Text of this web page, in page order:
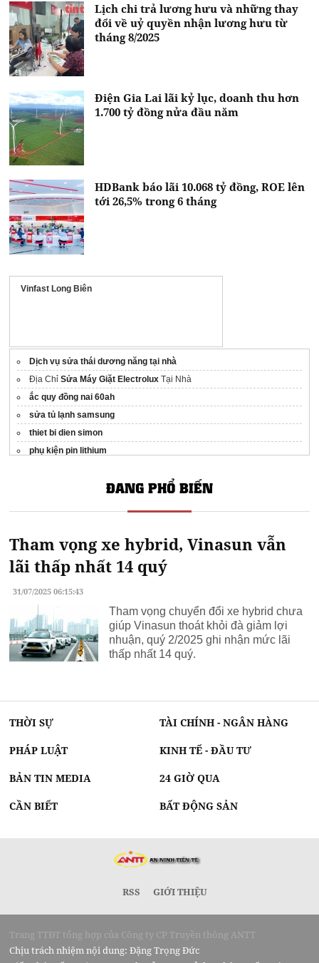
Lịch chi trả lương hưu và những thay
đổi về uỷ quyền nhận lương hưu từ
tháng 8/2025
Điện Gia Lai lãi kỷ lục, doanh thu hơn
1.700 tỷ đồng nửa đầu năm
HDBank báo lãi 10.068 tỷ đồng, ROE lên
tới 26,5% trong 6 tháng
Vinfast Long Biên
Dịch vụ sửa thái dương năng tại nhà
Địa ChỉSửa Máy Giặt Electrolux Tại Nhà
ắc quy đồng nai 60ah
sửa tủ lạnh samsung
thiet bi dien simon
phụ kiện pin lithium
Màn hình cảm ứng HMI
Pin lưu trữ năng lượng mặt trời
ĐANG PHỔ BIẾN
Tham vọng xe hybrid, Vinasun vẫn
lãi thấp nhất 14 quý
31/07/2025 06:15:43
Tham vọng chuyển đổi xe hybrid chưa
giúp Vinasun thoát khỏi đà giảm lợi
nhuận, quý 2/2025 ghi nhận mức lãi
thấp nhất 14 quý.
THỜI SỰ TÀI CHÍNH - NGÂN HÀNG
PHÁP LUẬT KINH TẾ - ĐẦU TƯ
BẢN TIN MEDIA 24 GIỜ QUA
CẦN BIẾT BẤT ĐỘNG SẢN
RSS GIỚI THIỆU
Trang TTĐT tổng hợp của Công ty CP Truyền thông ANTT
Chịu trách nhiệm nội dung: Đặng Trọng Đức